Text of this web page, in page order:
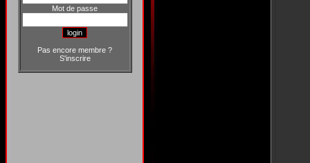
Mot de passe
Pas encore membre ?
S'inscrire